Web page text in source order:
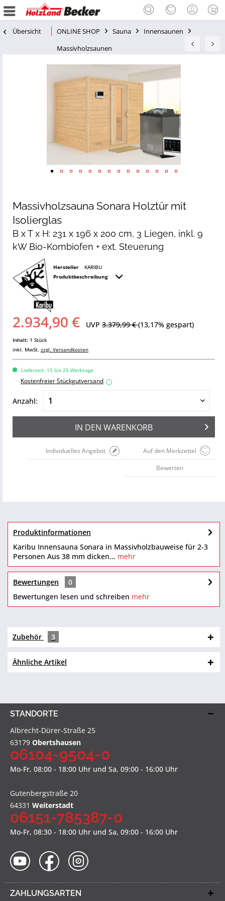
Übersicht ONLINE SHOP Sauna
Innensaunen
Massivholzsaunen
Massivholzsauna Sonara Holztür mit
Isolierglas
B x T x H: 231 x 196 x 200 cm, 3 Liegen, inkl. 9
kW Bio-Kombiofen + ext. Steuerung
Hersteller
KARIBU
Produktbeschreibung
2.934,90 € UVP 3.379,99 €(13,17% gespart)
Inhalt: 1 Stück
inkl. MwSt. zzgl. Versandkosten
Lieferzeit: 15 bis 25 Werktage
Kostenfreier Stückgutversand i
Anzahl:
IN DEN WARENKORB
Auf den Merkzettel
Individuelles Angebot
Bewerten
Produktinformationen
Karibu Innensauna Sonara in Massivholzbauweise für 2-3
Personen Aus 38 mm dicken... mehr
Bewertungen
0
Bewertungen lesen und schreiben mehr
Zubehör 3
Ähnliche Artikel
STANDORTE
Albrecht-Dürer-Straße 25
63179 Obertshausen
06104-9504-0
Mo-Fr, 08:00 - 18:00 Uhr und Sa, 09:00 - 16:00 Uhr
Gutenbergstraße 20
64331 Weiterstadt
06151-785387-0
Mo-Fr, 08:30 - 18:00 Uhr und Sa, 09:00 - 16:00 Uhr
ZAHLUNGSARTEN